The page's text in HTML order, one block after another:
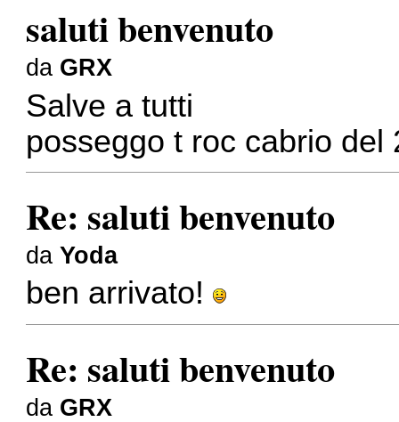
saluti benvenuto
da GRX
Salve a tutti
posseggo t roc cabrio del
Re: saluti benvenuto
daYoda
ben arrivato!
Re: saluti benvenuto
da GRX